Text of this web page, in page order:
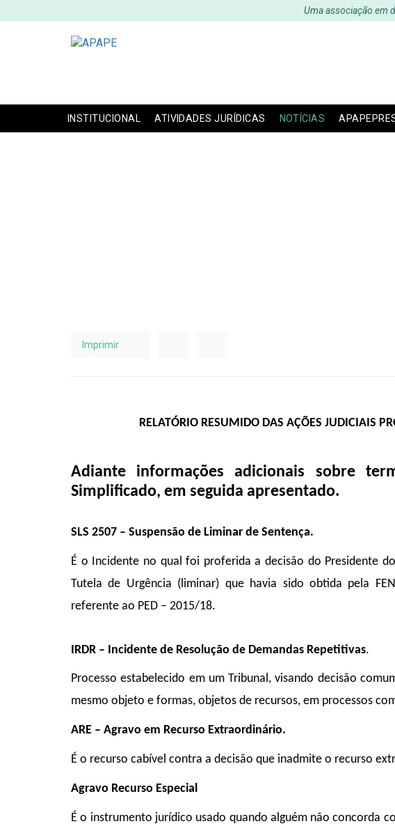
Uma associação em
INSTITUCIONAL ATIVIDADES JURÍDICAS NOTÍCIAS
Imprimir
RELATÓRIO RESUMIDO DAS AÇÕES JUDICIAIS
Adiante informações adicionais sobre
Simplificado, em seguida apresentado.
SLS 2507 – Suspensão de Liminar de Sentença.
É o Incidente no qual foi proferida a decisão do Presidente
Tutela de Urgência (liminar) que havia sido obtida pela
referente ao PED – 2015/18.
IRDR – Incidente de Resolução de Demandas Repetitivas.
Processo estabelecido em um Tribunal, visando decisão
mesmo objeto e formas, objetos de recursos, em processos
ARE – Agravo em Recurso Extraordinário.
É o recurso cabível contra a decisão que inadmite o recurso
Agravo Recurso Especial
É o instrumento jurídico usado quando alguém não concorda